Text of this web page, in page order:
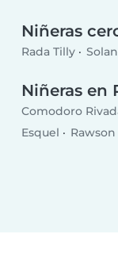
Niñeras
Rada Tilly
Niñeras en
Comodoro
Esquel
Rawson